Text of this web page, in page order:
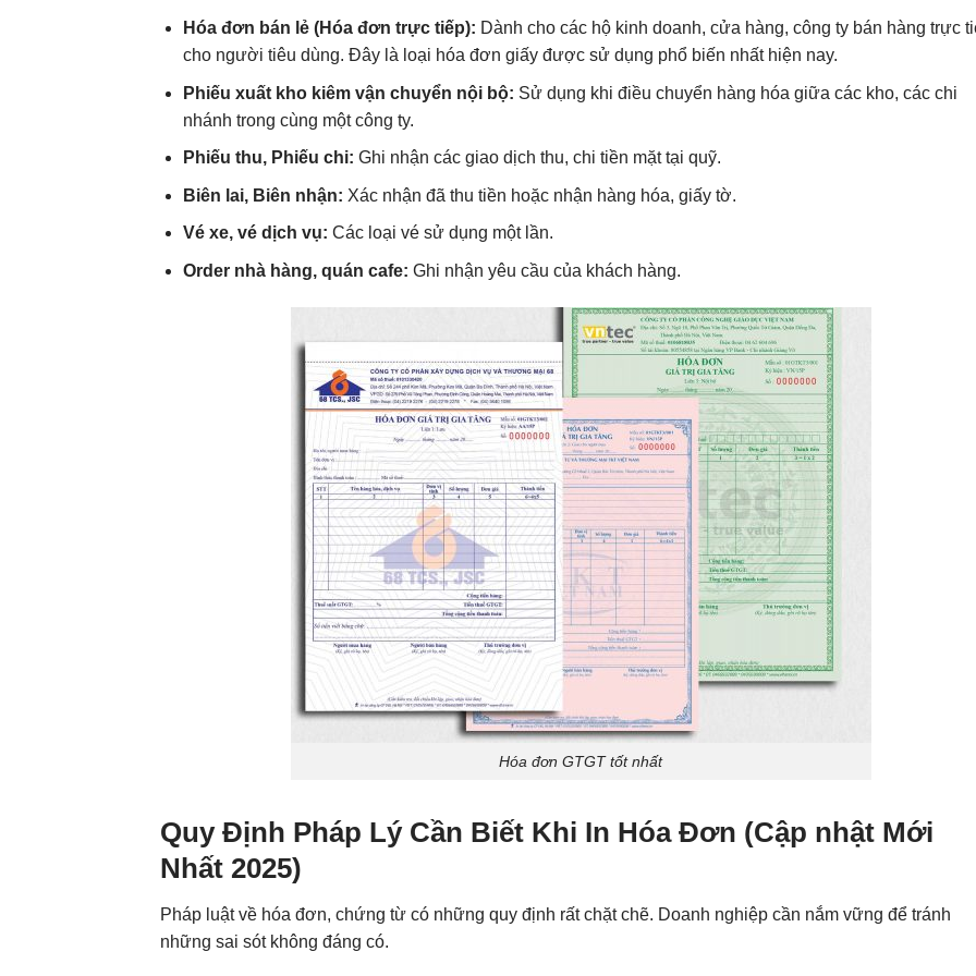
Hóa đơn bán lẻ (Hóa đơn trực tiếp): Dành cho các hộ kinh doanh, cửa hàng, công ty bán hàng trực
cho người tiêu dùng. Đây là loại hóa đơn giấy được sử dụng phổ biến nhất hiện nay.
Phiếu xuất kho kiêm vận chuyển nội bộ: Sử dụng khi điều chuyển hàng hóa giữa các kho, các chi
nhánh trong cùng một công ty.
Phiếu thu, Phiếu chi: Ghi nhận các giao dịch thu, chi tiền mặt tại quỹ.
Biên lai, Biên nhận: Xác nhận đã thu tiền hoặc nhận hàng hóa, giấy tờ.
Vé xe, vé dịch vụ: Các loại vé sử dụng một lần.
Order nhà hàng, quán cafe: Ghi nhận yêu cầu của khách hàng.
Hóa đơn GTGT tốt nhất
Quy Định Pháp Lý Cần Biết Khi In Hóa Đơn (Cập nhật Mới
Nhất 2025)
Pháp luật về hóa đơn, chứng từ có những quy định rất chặt chẽ. Doanh nghiệp cần nắm vững để tránh
những sai sót không đáng có.